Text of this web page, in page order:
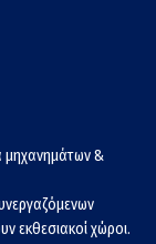
μηχανημάτων &
εκθεσιακοί χώροι.